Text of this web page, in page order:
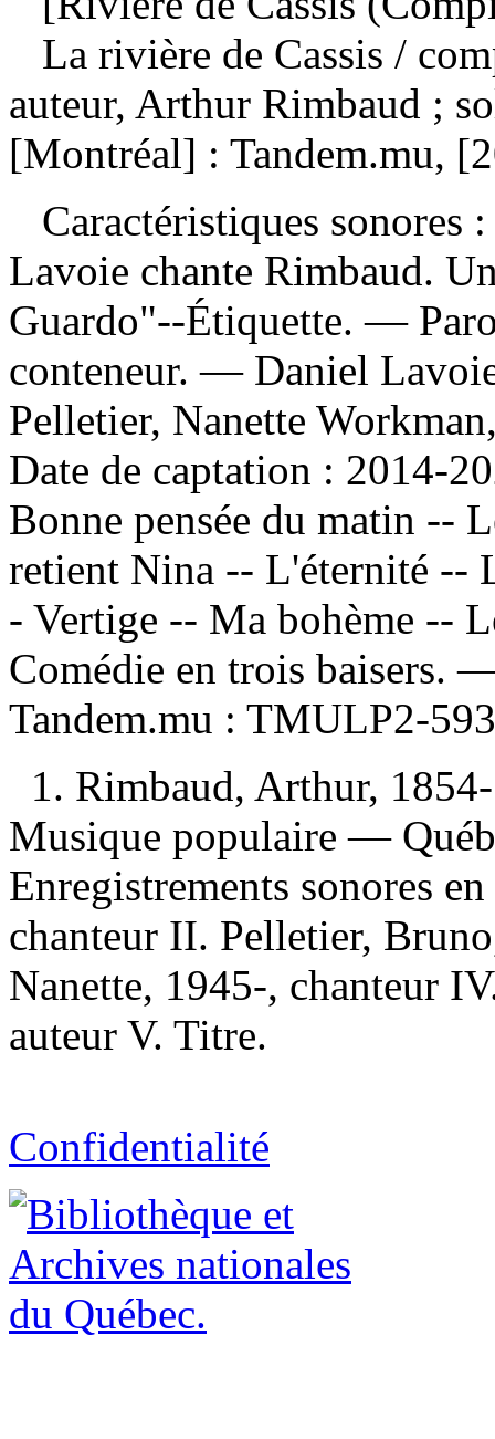
La rivière de Cassis /
auteur, Arthur Rimbaud ;
[Montréal] : Tandem.mu,
Caractéristiques
Lavoie chante Rimbaud.
Guardo"--Étiquette. —
conteneur. — Daniel
Pelletier, Nanette
Date de captation : 2014-
Bonne pensée du matin --
retient Nina -- L'éternité --
- Vertige -- Ma bohème --
Comédie en trois baisers.
Tandem.mu : TMULP2-
1. Rimbaud, Arthur,
Musique populaire —
Enregistrements sonores
chanteur II. Pelletier,
Nanette, 1945-, chanteur
auteur V. Titre.
Confidentialité